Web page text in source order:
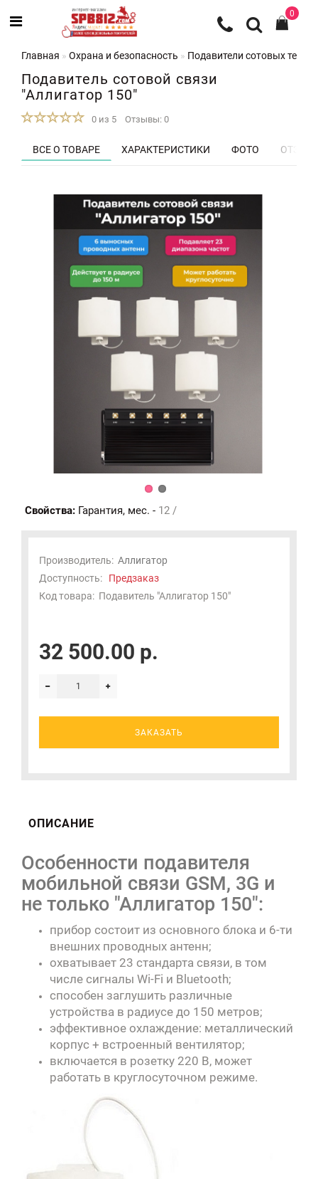
0
Главная Охрана и безопасность Подавители сотовых
Подавитель сотовой связи
"Аллигатор 150"
0 из 5 Отзывы: 0
ВСЕ О ТОВАРЕ ХАРАКТЕРИСТИКИ ФОТО
Свойства: Гарантия, мес. - 12 /
Производитель: Аллигатор
Доступность: Предзаказ
Код товара: Подавитель "Аллигатор 150"
32 500.00 р.
ЗАКАЗАТЬ
ОПИСАНИЕ
Особенности подавителя
мобильной связи GSM, 3G и
не только "Аллигатор 150":
прибор состоит из основного блока и 6-ти
внешних проводных антенн;
охватывает 23 стандарта связи, в том
числе сигналы Wi-Fi и Bluetooth;
способен заглушить различные
устройства в радиусе до 150 метров;
эффективное охлаждение: металлический
корпус + встроенный вентилятор;
включается в розетку 220 В, может
работать в круглосуточном режиме.